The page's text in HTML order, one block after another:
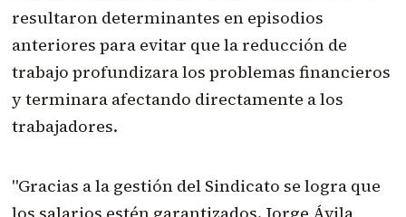
resultaron determinantes en episodios
anteriores para evitar que la reducción de
trabajo profundizara los problemas financieros
y terminara afectando directamente a los
trabajadores.
"Gracias a la gestión del Sindicato se logra que